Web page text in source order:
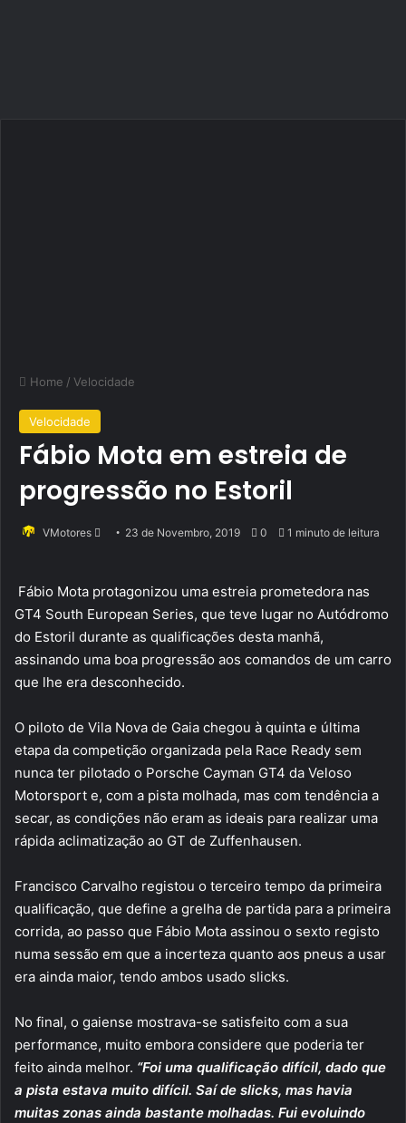
Home / Velocidade
Velocidade
Fábio Mota em estreia de
progressão no Estoril
VMotores
Send 23 de Novembro, 2019 0 1 minuto de leitura
Fábio Mota protagonizou uma estreia prometedora nas
GT4 South European Series, que teve lugar no Autódromo
do Estoril durante as qualificações desta manhã,
assinando uma boa progressão aos comandos de um carro
que lhe era desconhecido.
O piloto de Vila Nova de Gaia chegou à quinta e última
etapa da competição organizada pela Race Ready sem
nunca ter pilotado o Porsche Cayman GT4 da Veloso
Motorsport e, com a pista molhada, mas com tendência a
secar, as condições não eram as ideais para realizar uma
rápida aclimatização ao GT de Zuffenhausen.
Francisco Carvalho registou o terceiro tempo da primeira
qualificação, que define a grelha de partida para a primeira
corrida, ao passo que Fábio Mota assinou o sexto registo
numa sessão em que a incerteza quanto aos pneus a usar
era ainda maior, tendo ambos usado slicks.
No final, o gaiense mostrava-se satisfeito com a sua
performance, muito embora considere que poderia ter
feito ainda melhor. “Foi uma qualificação difícil, dado que
a pista estava muito difícil. Saí de slicks, mas havia
muitas zonas ainda bastante molhadas. Fui evoluindo